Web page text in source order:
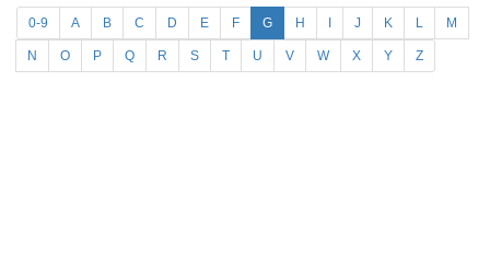
0-9 A B C D E F G H J K L M
N O P Q R S T U V W X Y Z